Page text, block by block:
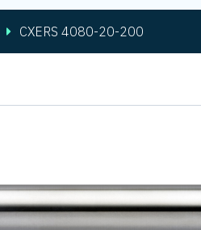
CXERS 4080-20-200